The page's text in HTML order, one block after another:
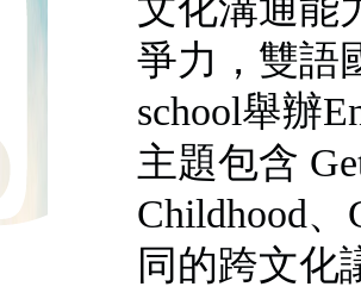
文化溝通能
爭力，雙語
school舉辦
主題包含
Childhood
同的跨文化